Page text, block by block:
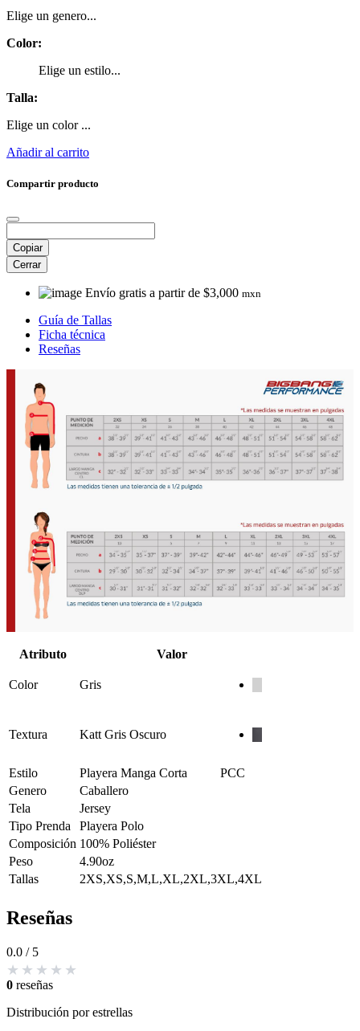
Elige un genero...
Color:
Elige un estilo...
Talla:
Elige un color ...
Añadir al carrito
Compartir producto
Copiar
Cerrar
Envío gratis a partir de $3,000 mxn
Guía de Tallas
Ficha técnica
Reseñas
Atributo Valor
Color Gris
Textura Katt Gris Oscuro
Estilo Playera Manga Corta
PCC
Genero
Caballero
Tela
Jersey
Tipo Prenda
Playera Polo
Composición 100% Poliéster
Peso
4.90oz
Tallas
2XS,XS,S,M,L,XL,2XL,3XL,4XL
Reseñas
0.0 / 5
0 reseñas
Distribución por estrellas